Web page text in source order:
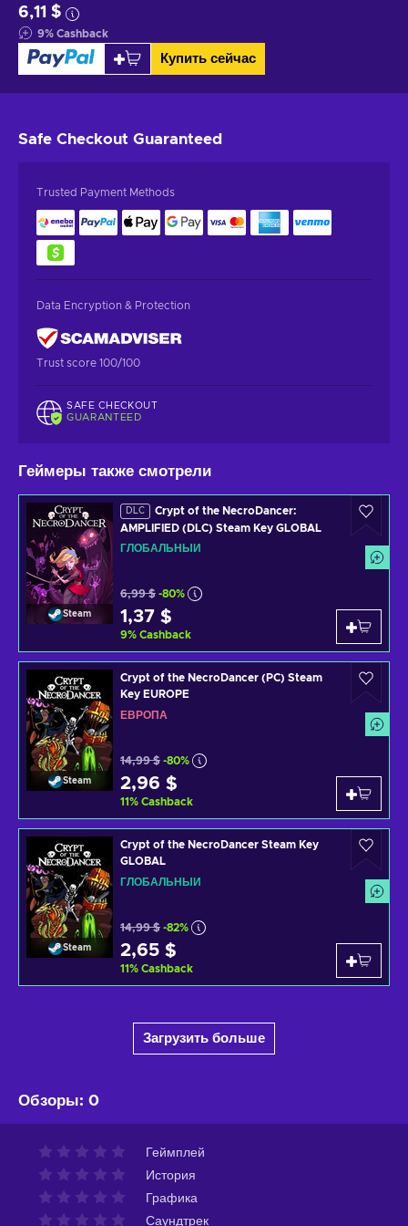
6,11 $
9% Cashback
Купить сейчас
Safe Checkout Guaranteed
Trusted Payment Methods
Data Encryption & Protection
Trust score 100/100
SAFE CHECKOUT
GUARANTEED
Геймеры также смотрели
Steam
DLC
Crypt of the NecroDancer:
AMPLIFIED (DLC) Steam Key GLOBAL
ГЛОБАЛЬНЫЙ
6,99 $ -80%
1,37 $
9% Cashback
Steam
Crypt of the NecroDancer (PC) Steam
Key EUROPE
ЕВРОПА
14,99 $ -80%
2,96 $
11% Cashback
Steam
Crypt of the NecroDancer Steam Key
GLOBAL
ГЛОБАЛЬНЫЙ
14,99 $ -82%
2,65 $
11% Cashback
Загрузить больше
Обзоры: 0
Геймплей
История
Графика
Саундтрек